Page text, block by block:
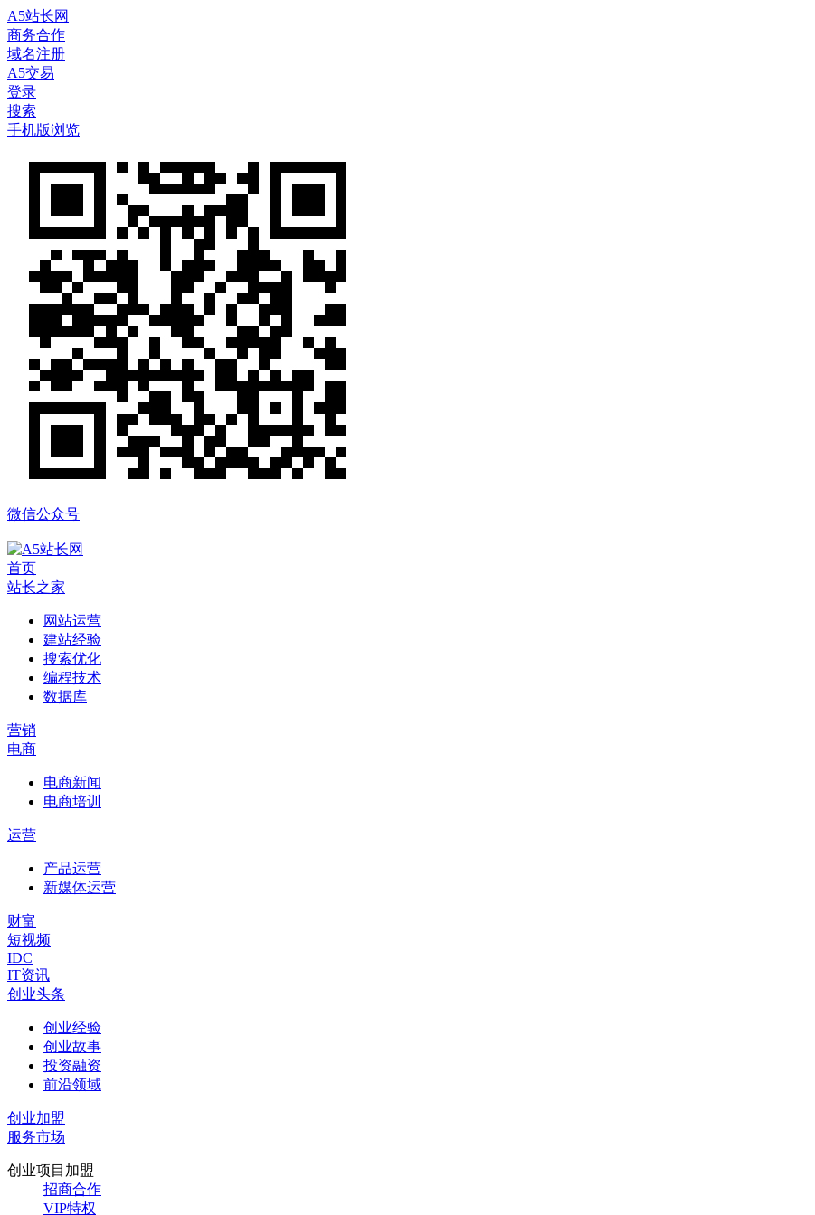
A5站长网
商务合作
域名注册
A5交易
登录
搜索
手机版浏览
微信公众号
首页
站长之家
网站运营
建站经验
搜索优化
编程技术
数据库
营销
电商
电商新闻
电商培训
运营
产品运营
新媒体运营
财富
短视频
IDC
IT资讯
创业头条
创业经验
创业故事
投资融资
前沿领域
创业加盟
服务市场
创业项目加盟
招商合作
VIP特权